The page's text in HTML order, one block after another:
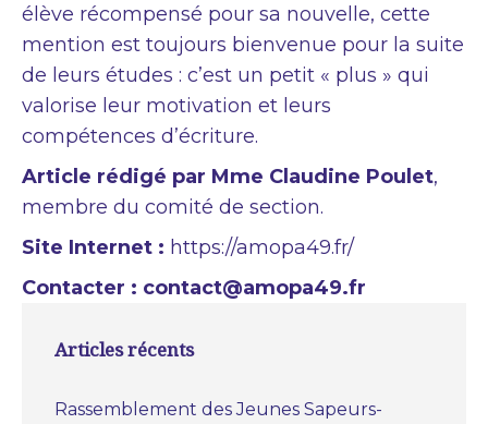
élève récompensé pour sa nouvelle, cette
mention est toujours bienvenue pour la suite
de leurs études : c’est un petit « plus » qui
valorise leur motivation et leurs
compétences d’écriture.
Article rédigé par Mme Claudine Poulet,
membre du comité de section.
Site Internet : https://amopa49.fr/
Contacter : contact@amopa49.fr
Articles récents
Rassemblement des Jeunes Sapeurs-